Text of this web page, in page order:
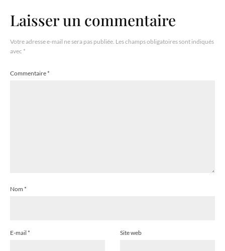
Laisser un commentaire
Votre adresse e-mail ne sera pas publiée. Les champs obligatoires sont indiqués
avec *
Commentaire*
Nom *
E-mail * Site web